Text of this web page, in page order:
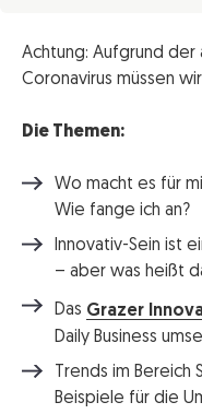
Achtung: Aufgrund der
Coronavirus müssen
Die Themen:
Wo macht es für
Wie fange ich an?
Innovativ-Sein ist
– aber was heißt
Das Grazer
Daily Business
Trends im Bereich
Beispiele für die